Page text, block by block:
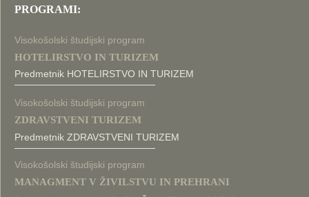
PROGRAMI:
Visokošolski študijski program
HOTELIRSTVO IN TURIZEM
Predmetnik HOTELIRSTVO IN TURIZEM
Visokošolski študijski program
ZDRAVSTVENI TURIZEM
Predmetnik ZDRAVSTVENI TURIZEM
Visokošolski študijski program
MANAGMENT V ŽIVILSTVU IN PREHRANI